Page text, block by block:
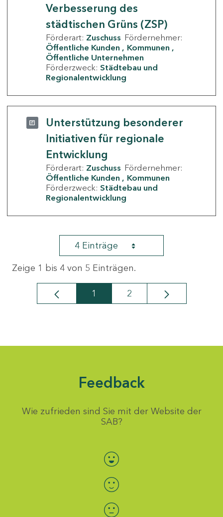
Verbesserung des
städtischen Grüns (ZSP)
Förderart: Zuschuss Fördernehmer:
Öffentliche Kunden
Kommunen
Öffentliche Unternehmen
Förderzweck: Städtebau und
Regionalentwicklung
Unterstützung besonderer
Initiativen für regionale
Entwicklung
Förderart: Zuschuss Fördernehmer:
Öffentliche Kunden
Kommunen
Förderzweck: Städtebau und
Regionalentwicklung
4 Einträge
Zeige 1 bis 4 von 5 Einträgen.
Seite
1 Seite
2
Feedback
Wie zufrieden sind Sie mit der Website der
SAB?
Bewertung auswählen